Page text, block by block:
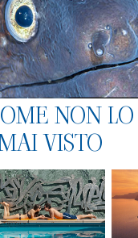
NON
VISTO